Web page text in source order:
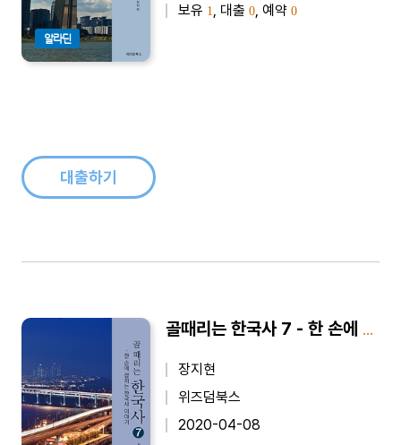
알라딘
보유 1 , 대출 0 , 예약 0
대출하기
골때리는 한국사 7 - 한 손에 잡히는 한국사 이야기
장지현
위즈덤북스
2020-04-08